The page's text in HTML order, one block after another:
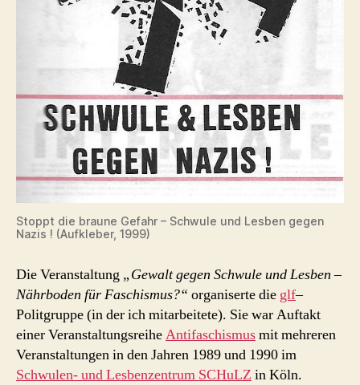
Stoppt die braune Gefahr – Schwule und Lesben gegen
Nazis ! (Aufkleber, 1999)
Die Veranstaltung „Gewalt gegen Schwule und Lesben –
Nährboden für Faschismus?“ organiserte die glf–
Politgruppe (in der ich mitarbeitete). Sie war Auftakt
einer VeranstaltungsreiheAntifaschismusmit mehreren
Veranstaltungen in den Jahren 1989 und 1990 im
Schwulen- und Lesbenzentrum SCHuLZ in Köln.